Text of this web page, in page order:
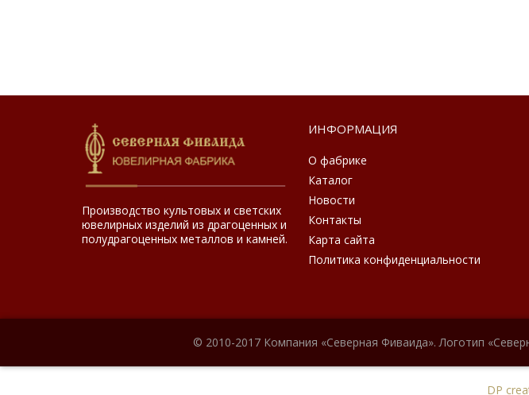
Производство культовых и светских
ювелирных изделий из драгоценных и
полудрагоценных металлов и камней.
ИНФОРМАЦИЯ
О фабрике
Каталог
Новости
Контакты
Карта сайта
Политика конфиденциальности
© 2010-2017 Компания «Северная Фиваида». Логотип
DP